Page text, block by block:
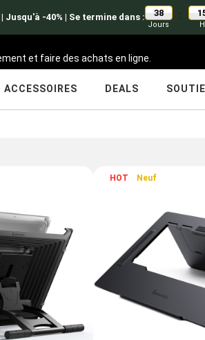
-40% | Se termine dans : 38
Jours
:
H
et faire des achats en ligne.
ACCESSOIRES DEALS
HOT Neuf